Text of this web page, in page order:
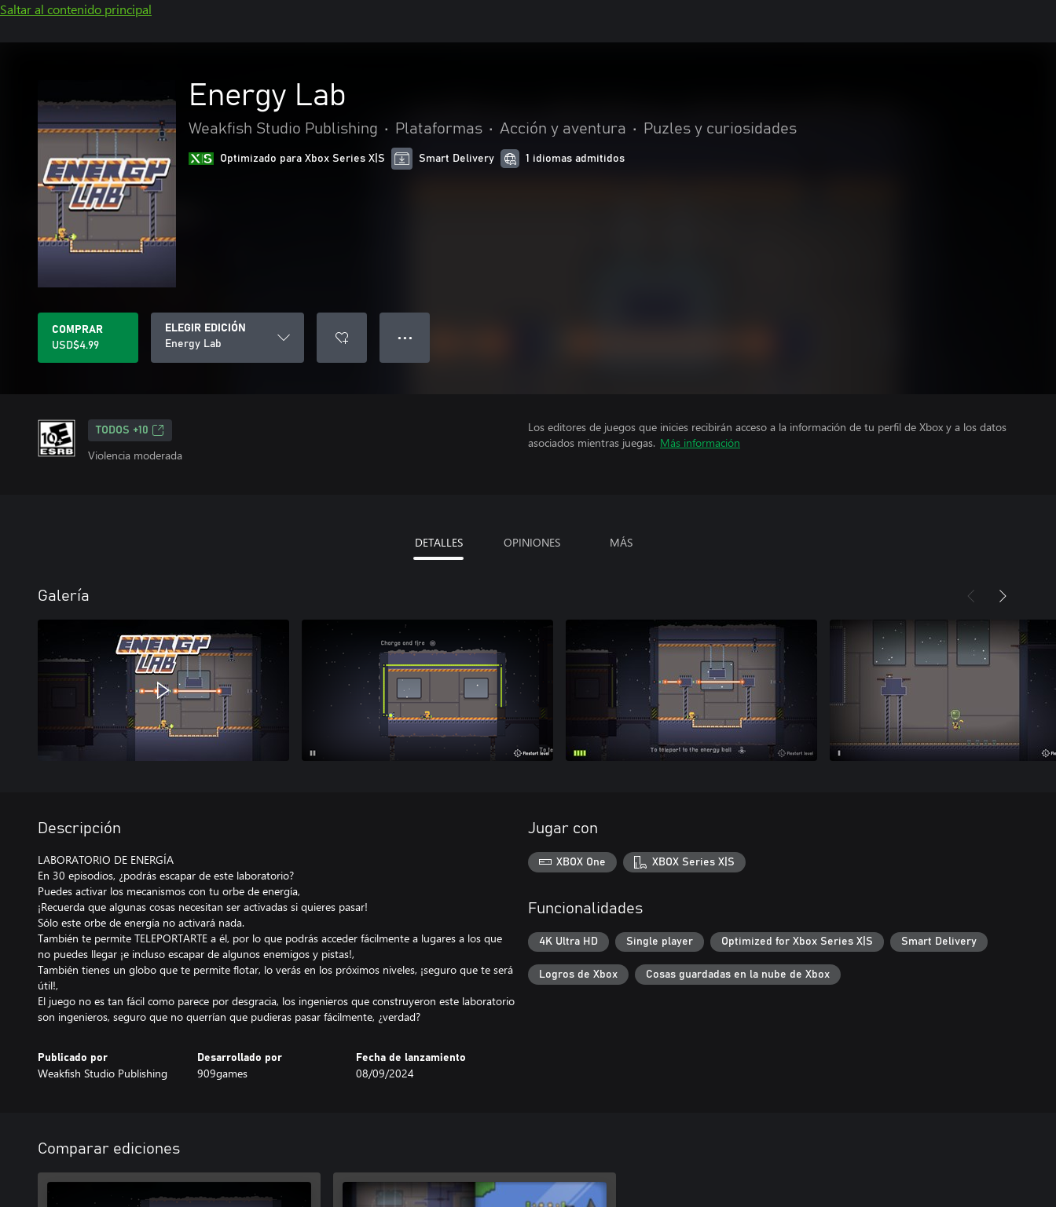
Saltar al contenido principal
Energy Lab
Weakfish Studio Publishing • Plataformas • Acción y aventura • Puzles y curiosidades
Optimizado para Xbox Series X|S Smart Delivery 1 idiomas admitidos
COMPRAR
USD$4.99
ELEGIR EDICIÓN
Energy Lab
● ● ●
TODOS +10
Violencia moderada
Los editores de juegos que inicies recibirán acceso a la información de tu perfil de Xbox y a los datos
asociados mientras juegas. Más información
DETALLES OPINIONES MÁS
Galería
Descripción
LABORATORIO DE ENERGÍA
En 30 episodios, ¿podrás escapar de este laboratorio?
Puedes activar los mecanismos con tu orbe de energía,
¡Recuerda que algunas cosas necesitan ser activadas si quieres pasar!
Sólo este orbe de energía no activará nada.
También te permite TELEPORTARTE a él, por lo que podrás acceder fácilmente a lugares a los que
no puedes llegar ¡e incluso escapar de algunos enemigos y pistas!,
También tienes un globo que te permite flotar, lo verás en los próximos niveles, ¡seguro que te será
útil!,
El juego no es tan fácil como parece por desgracia, los ingenieros que construyeron este laboratorio
son ingenieros, seguro que no querrían que pudieras pasar fácilmente, ¿verdad?
Publicado por
Weakfish Studio Publishing
Desarrollado por
909games
Fecha de lanzamiento
08/09/2024
Jugar con
XBOX One XBOX Series X|S
Funcionalidades
4K Ultra HD Single player Optimized for Xbox Series X|S Smart Delivery
Logros de Xbox Cosas guardadas en la nube de Xbox
Comparar ediciones